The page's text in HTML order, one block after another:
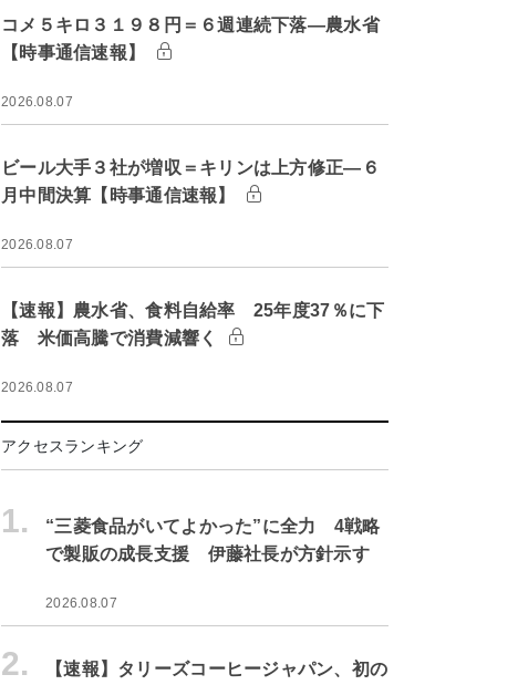
コメ５キロ３１９８円＝６週連続下落―農水省
【時事通信速報】
2026.08.07
ビール大手３社が増収＝キリンは上方修正―６
月中間決算【時事通信速報】
2026.08.07
【速報】農水省、食料自給率 25年度37％に下
落 米価高騰で消費減響く
2026.08.07
アクセスランキング
1.
“三菱食品がいてよかった”に全力 4戦略
で製販の成長支援 伊藤社長が方針示す
2026.08.07
2.
【速報】タリーズコーヒージャパン、初の